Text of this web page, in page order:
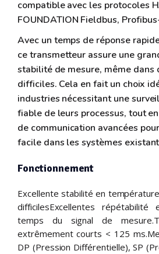
compatible avec les protocoles
FOUNDATION Fieldbus,
Avec un temps de réponse
ce transmetteur assure une
stabilité de mesure, même dans
difficiles. Cela en fait un choix
industries nécessitant une
fiable de leurs processus, tout
de communication avancées
facile dans les systèmes
Fonctionnement
Excellente stabilité en
difficilesExcellentes
temps du signal de
extrêmement courts < 125
DP (Pression Différentielle), SP